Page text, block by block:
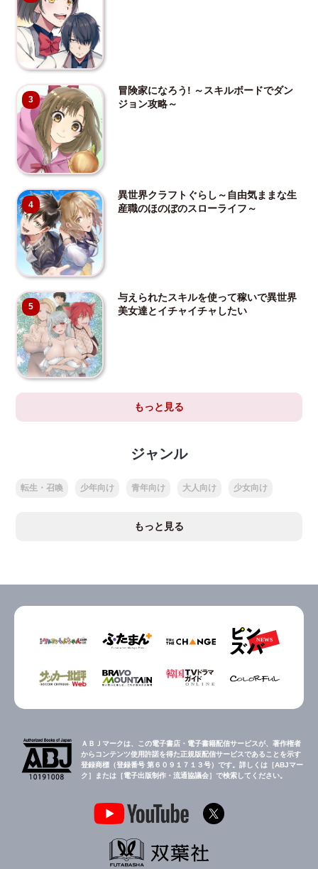
3
冒険家になろう! ～スキルボードでダン
ジョン攻略～
4
異世界クラフトぐらし～自由気ままな生
産職のほのぼのスローライフ～
5
与えられたスキルを使って稼いで異世界
美女達とイチャイチャしたい
もっと見る
ジャンル
転生・召喚 少年向け 青年向け 大人向け 少女向け
もっと見る
ＡＢＪマークは、この電子書店・電子書籍配信サービスが、著作権者
からコンテンツ使用許諾を得た正規版配信サービスであることを示す
登録商標（登録番号 第６０９１７１３号）です。詳しくは［ABJマー
ク］または［電子出版制作・流通協議会］で検索してください。